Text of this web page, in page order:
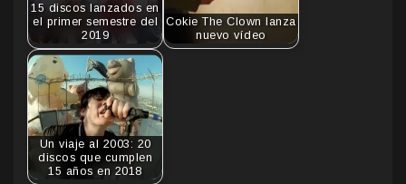
15 discos lanzados en
el primer semestre del
2019
Cokie The Clown lanza
nuevo vídeo
Un viaje al 2003: 20
discos que cumplen
15 años en 2018